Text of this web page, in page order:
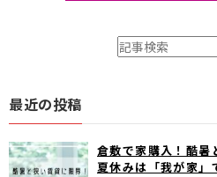
最近の投稿
倉敷で家購入！酷暑
夏休みは「我が家」